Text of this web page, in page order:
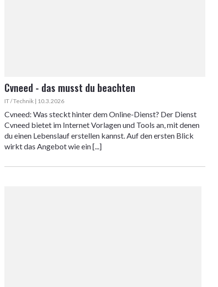
Cvneed - das musst du beachten
IT / Technik | 10.3.2026
Cvneed: Was steckt hinter dem Online-Dienst? Der Dienst
Cvneed bietet im Internet Vorlagen und Tools an, mit denen
du einen Lebenslauf erstellen kannst. Auf den ersten Blick
wirkt das Angebot wie ein [...]